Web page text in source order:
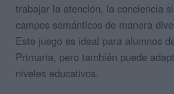
trabajar la atención, la conciencia
campos semánticos de manera
Este juego es ideal para alumnos
Primaria, pero también puede
niveles educativos.